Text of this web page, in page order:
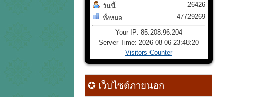
วันนี้
ทั้งหมด
26426
47729269
Your IP: 85.208.96.204
Server Time: 2026-08-06 23:48:20
Visitors Counter
✪ เว็บไซต์ภายนอก